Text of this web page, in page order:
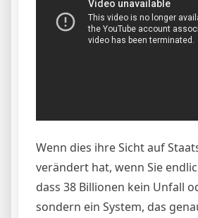
Wenn dies ihre Sicht auf
verändert hat, wenn Sie
dass 38 Billionen kein Unfall
sondern ein System, das